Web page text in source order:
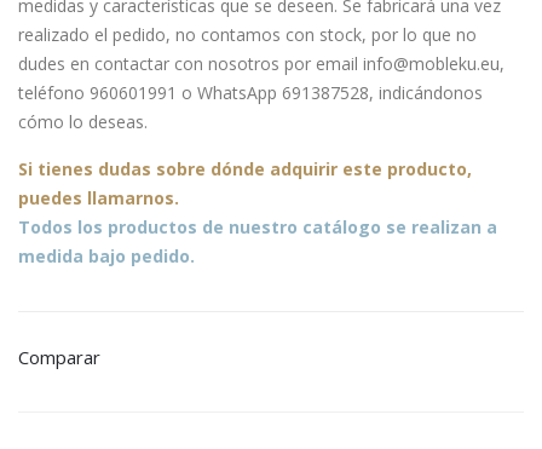
medidas y características que se deseen. Se fabricará una vez
realizado el pedido, no contamos con stock, por lo que no
dudes en contactar con nosotros por email info@mobleku.eu,
teléfono 960601991 o WhatsApp 691387528, indicándonos
cómo lo deseas.
Si tienes dudas sobre dónde adquirir este producto,
puedes llamarnos.
Todos los productos de nuestro catálogo se realizan a
medida bajo pedido.
Comparar